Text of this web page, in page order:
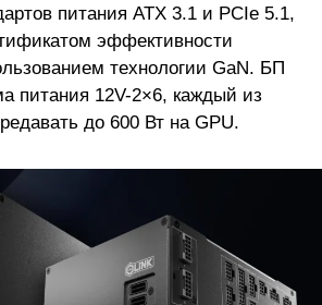
питания ATX 3.1 и PCIe 5.1,
эффективности
технологии GaN. БП
питания 12V-2×6, каждый из
до 600 Вт на GPU.